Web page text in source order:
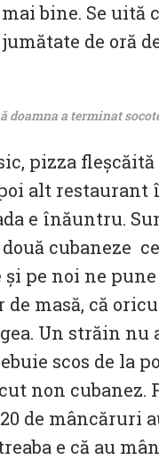
bine. Se
de oră
doamna a terminat
pizza
alt restaurant
e înăuntru.
cubaneze
pe noi ne
masă, că
Un străin nu
scos de la
non cubanez.
de mâncăruri
e că au